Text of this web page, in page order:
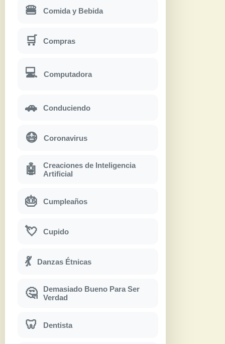
🍔 Comida y Bebida
🛒 Compras
💻 Computadora
🚗 Conduciendo
😷 Coronavirus
🤖
Creaciones de Inteligencia
Artificial
🎂 Cumpleaños
💘 Cupido
💃 Danzas Étnicas
🤔
Demasiado Bueno Para Ser
Verdad
🦷 Dentista